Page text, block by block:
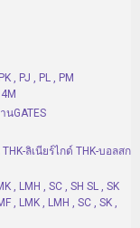
, PJ , PL , PM
นGATES
ลิเนียร์ไกด์ THK-บอลสก
, LMH , SC , SH SL , SK
, LMK , LMH , SC , SK ,